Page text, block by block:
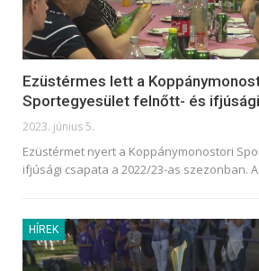
Ezüstérmes lett a
Sportegyesület felnőtt- és
2023. június 5.
Ezüstérmet nyert a Koppánymonostori
ifjúsági csapata a 2022/23-as szezonban.
HÍREK